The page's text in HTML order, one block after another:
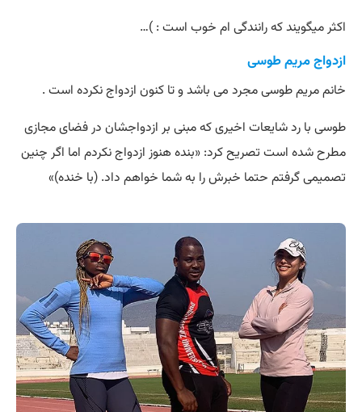
اکثر میگویند که رانندگی ام خوب است : )…
ازدواج مریم طوسی
خانم مریم طوسی مجرد می باشد و تا کنون ازدواج نکرده است .
طوسی با رد شایعات اخیری که مبنی بر ازدواجشان در فضای مجازی
مطرح شده است تصریح کرد: «بنده هنوز ازدواج نکردم اما اگر چنین
تصمیمی گرفتم حتما خبرش را به شما خواهم داد. (با خنده)»